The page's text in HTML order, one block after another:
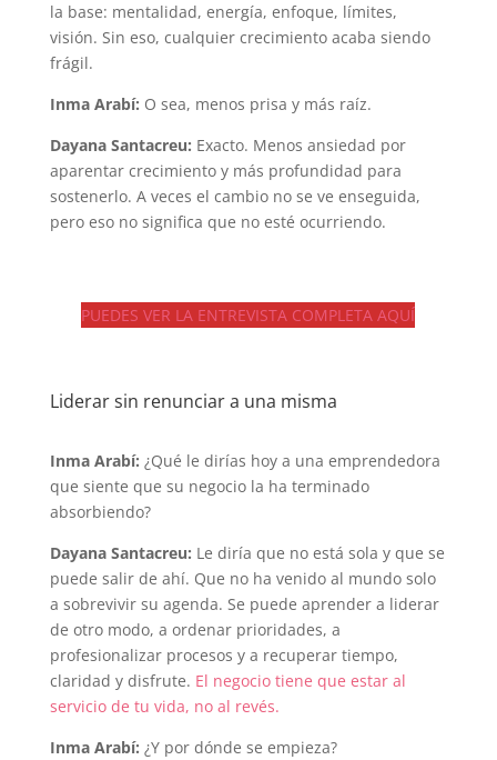
la base: mentalidad, energía, enfoque, límites,
visión. Sin eso, cualquier crecimiento acaba siendo
frágil.
Inma Arabí: O sea, menos prisa y más raíz.
Dayana Santacreu: Exacto. Menos ansiedad por
aparentar crecimiento y más profundidad para
sostenerlo. A veces el cambio no se ve enseguida,
pero eso no significa que no esté ocurriendo.
PUEDES VER LA ENTREVISTA COMPLETA AQUÍ
Liderar sin renunciar a una misma
Inma Arabí: ¿Qué le dirías hoy a una emprendedora
que siente que su negocio la ha terminado
absorbiendo?
Dayana Santacreu: Le diría que no está sola y que se
puede salir de ahí. Que no ha venido al mundo solo
a sobrevivir su agenda. Se puede aprender a liderar
de otro modo, a ordenar prioridades, a
profesionalizar procesos y a recuperar tiempo,
claridad y disfrute. El negocio tiene que estar al
servicio de tu vida, no al revés.
Inma Arabí: ¿Y por dónde se empieza?